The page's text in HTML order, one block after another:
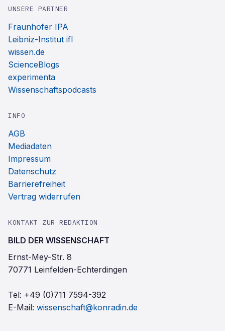
UNSERE PARTNER
Fraunhofer IPA
Leibniz-Institut ifl
wissen.de
ScienceBlogs
experimenta
Wissenschaftspodcasts
INFO
AGB
Mediadaten
Impressum
Datenschutz
Barrierefreiheit
Vertrag widerrufen
KONTAKT ZUR REDAKTION
BILD DER WISSENSCHAFT
Ernst-Mey-Str. 8
70771 Leinfelden-Echterdingen
Tel: +49 (0)711 7594-392
E-Mail: wissenschaft@konradin.de